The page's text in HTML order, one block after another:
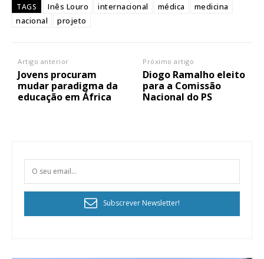
TAGS Inês Louro internacional médica
medicina
nacional
projeto
Artigo anterior
Jovens procuram
mudar paradigma da
educação em África
Próximo artigo
Diogo Ramalho eleito
para a Comissão
Nacional do PS
Subscrever Newsletter!